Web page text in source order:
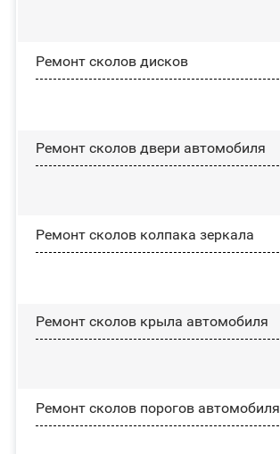
Ремонт сколов дисков
Ремонт сколов двери автомобиля
Ремонт сколов колпака зеркала
Ремонт сколов крыла автомобиля
Ремонт сколов порогов автомобиля